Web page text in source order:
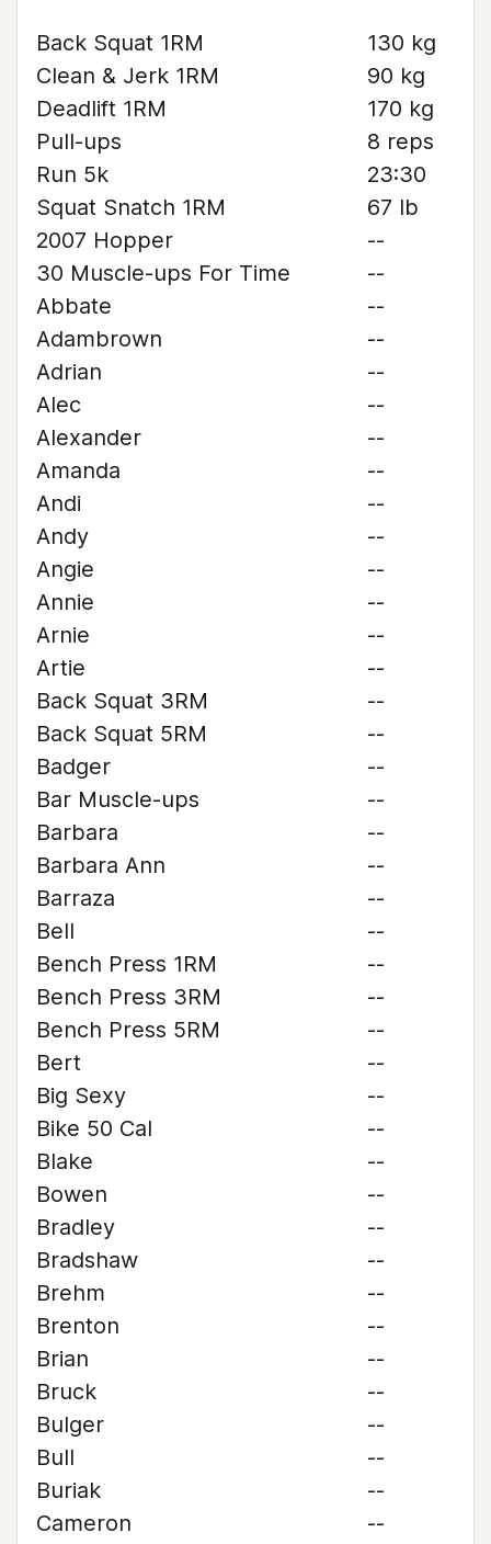
Back Squat 1RM
130 kg
Clean & Jerk 1RM
90 kg
Deadlift 1RM
170 kg
Pull-ups
8 reps
Run 5k
23:30
Squat Snatch 1RM
67 lb
2007 Hopper
--
30 Muscle-ups For Time
--
Abbate
--
Adambrown
--
Adrian
--
Alec
--
Alexander
--
Amanda
--
Andi
--
Andy
--
Angie
--
Annie
--
Arnie
--
Artie
--
Back Squat 3RM
--
Back Squat 5RM
--
Badger
--
Bar Muscle-ups
--
Barbara
--
Barbara Ann
--
Barraza
--
Bell
--
Bench Press 1RM
--
Bench Press 3RM
--
Bench Press 5RM
--
Bert
--
Big Sexy
--
Bike 50 Cal
--
Blake
--
Bowen
--
Bradley
--
Bradshaw
--
Brehm
--
Brenton
--
Brian
--
Bruck
--
Bulger
--
Bull
--
Buriak
--
Cameron
--